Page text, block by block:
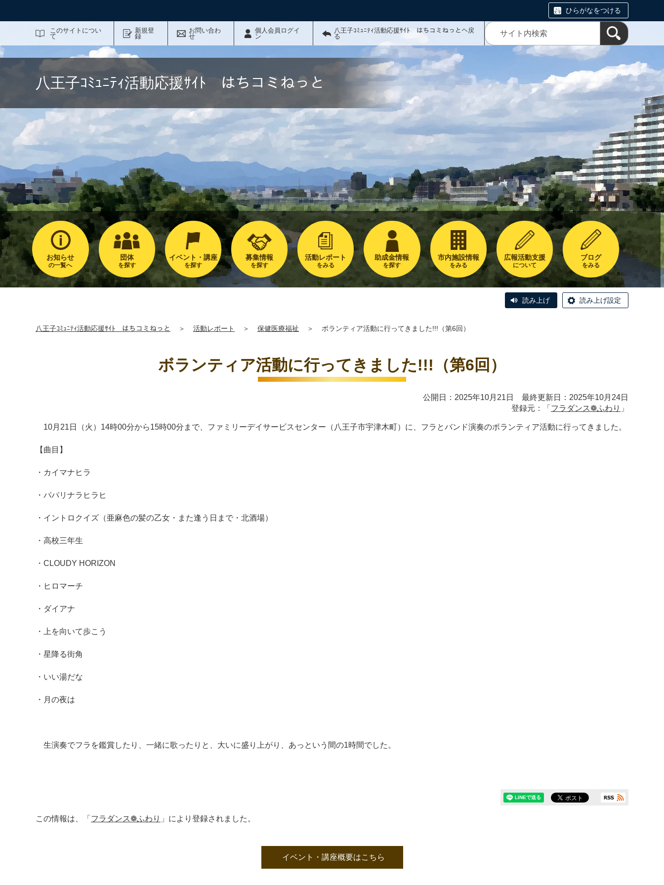
ひらがなをつける
このサイトについ
て
新規登
録
お問い合わ
せ
個人会員ログイ
ン
八王子ｺﾐｭﾆﾃｨ活動応援ｻｲﾄ はちコミねっとへ戻
る
八王子ｺﾐｭﾆﾃｨ活動応援ｻｲﾄ はちコミねっと
お知らせ
の一覧へ
団体
を探す
イベント・講座
を探す
募集情報
を探す
活動レポート
をみる
助成金情報
を探す
市内施設情報
をみる
広報活動支援
について
ブログ
をみる
読み上げ 読み上げ設定
八王子ｺﾐｭﾆﾃｨ活動応援ｻｲﾄ はちコミねっと ＞ 活動レポート ＞ 保健医療福祉 ＞ ボランティア活動に行ってきました!!!（第6回）
ボランティア活動に行ってきました!!!（第6回）
公開日：2025年10月21日 最終更新日：2025年10月24日
登録元：「 フラダンス❁ふわり 」
10月21日（火）14時00分から15時00分まで、ファミリーデイサービスセンター（八王子市宇津木町）に、フラとバンド演奏のボランティア活動に行ってきました。
【曲目】
・カイマナヒラ
・パパリナラヒラヒ
・イントロクイズ（亜麻色の髪の乙女・また逢う日まで・北酒場）
・高校三年生
・CLOUDY HORIZON
・ヒロマーチ
・ダイアナ
・上を向いて歩こう
・星降る街角
・いい湯だな
・月の夜は
生演奏でフラを鑑賞したり、一緒に歌ったりと、大いに盛り上がり、あっという間の1時間でした。
この情報は、「 フラダンス❁ふわり 」により登録されました。
イベント・講座概要はこちら